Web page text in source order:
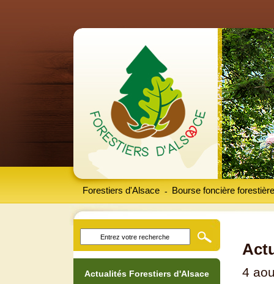
Forestiers d'Alsace Bourse foncière forestière
-
4
Actualités Forestiers d'Alsace